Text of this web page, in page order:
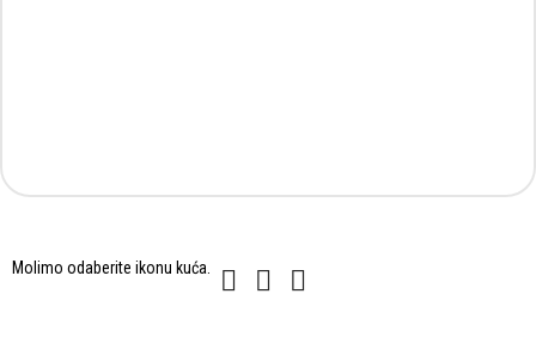
Molimo odaberite ikonu kuća. Molimo
odaberite
1 2